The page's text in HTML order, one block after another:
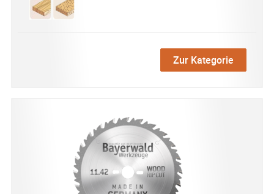
Zur Kategorie